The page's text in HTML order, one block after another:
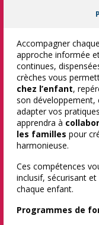
Accompagner
approche informée
continues,
crèches vous
chez l’enfant,
son
adapter vos
apprendra à
les familles pour
harmonieuse.
Ces compétences
inclusif, sécurisant
chaque enfant.
Programmes de